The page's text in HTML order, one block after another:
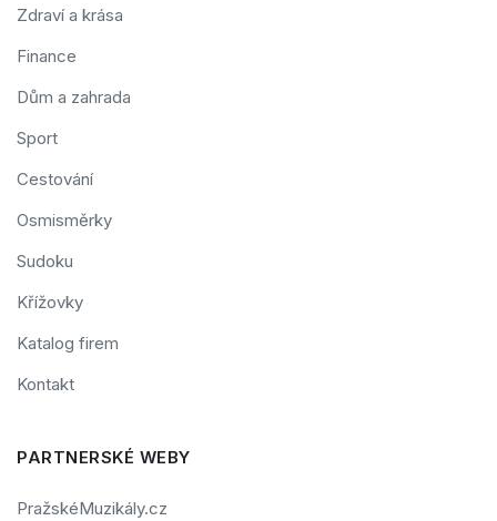
Zdraví a krása
Finance
Dům a zahrada
Sport
Cestování
Osmisměrky
Sudoku
Křížovky
Katalog firem
Kontakt
PARTNERSKÉ WEBY
PražskéMuzikály.cz